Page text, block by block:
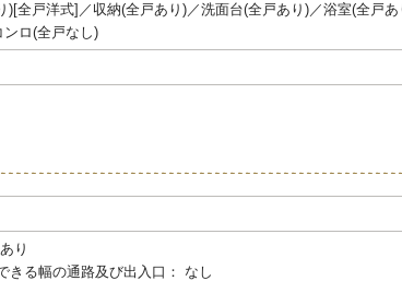
)[全戸洋式]／収納(全戸あり)／洗面台(全戸あり)／浴室(全戸
ンロ(全戸なし)
り
きる幅の通路及び出入口： なし